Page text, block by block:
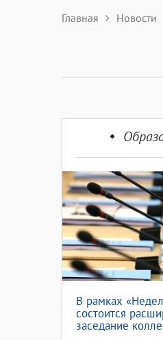
Главная Новости
В рамках
состоится
заседание